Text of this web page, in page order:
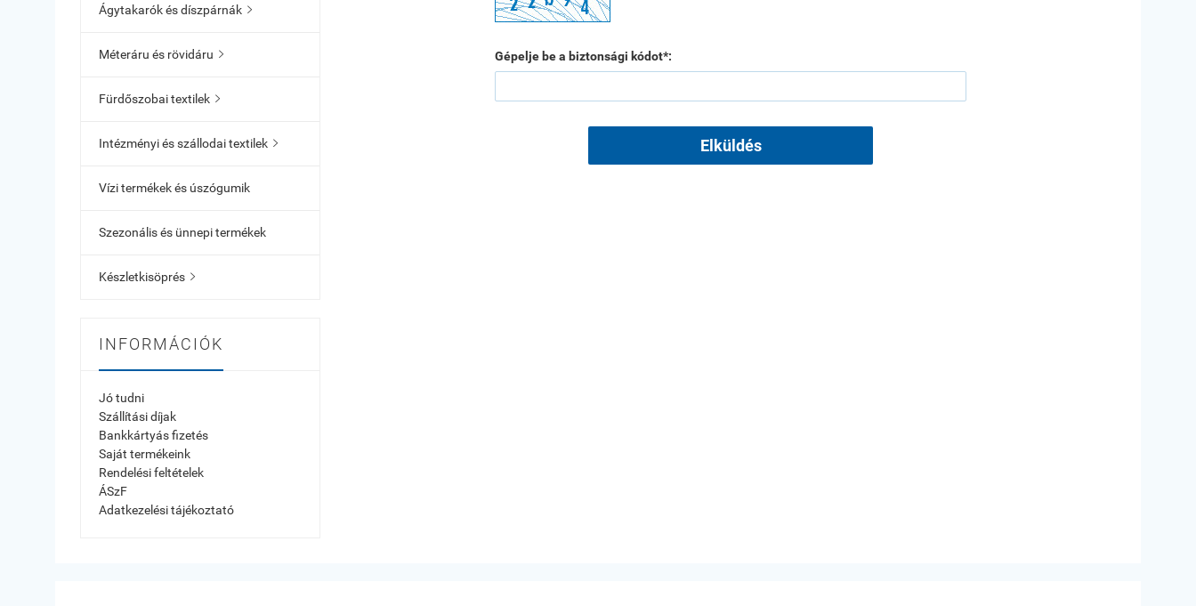
Ágytakarók és díszpárnák 
Méteráru és rövidáru 
Fürdőszobai textilek 
Intézményi és szállodai textilek 
Vízi termékek és úszógumik
Szezonális és ünnepi termékek
Készletkisöprés 
INFORMÁCIÓK
Jó tudni
Szállítási díjak
Bankkártyás fizetés
Saját termékeink
Rendelési feltételek
ÁSzF
Adatkezelési tájékoztató
Gépelje be a biztonsági kódot*:
Elküldés